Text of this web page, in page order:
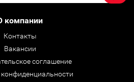
компании
Контакты
Вакансии
соглашение